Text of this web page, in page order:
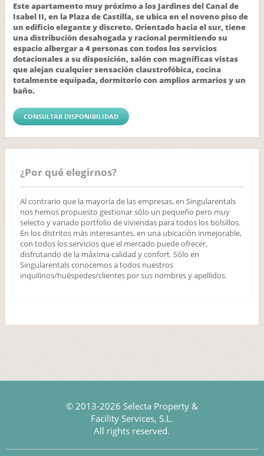
Este apartamento muy próximo a los Jardines del Canal de
Isabel II, en la Plaza de Castilla, se ubica en el noveno piso de
un edificio elegante y discreto. Orientado hacia el sur, tiene
una distribución desahogada y racional permitiendo su
espacio albergar a 4 personas con todos los servicios
dotacionales a su disposición, salón con magníficas vistas
que alejan cualquier sensación claustrofóbica, cocina
totalmente equipada, dormitorio con amplios armarios y un
baño.
CONSULTAR DISPONIBILIDAD
¿Por qué elegirnos?
Al contrario que la mayoría de las empresas, en Singularentals
nos hemos propuesto gestionar sólo un pequeño pero muy
selecto y variado portfolio de viviendas para todos los bolsillos.
En los distritos más interesantes, en una ubicación inmejorable,
con todos los servicios que el mercado puede ofrecer,
disfrutando de la máxima calidad y confort. Sólo en
Singularentals conocemos a todos nuestros
inquilinos/huéspedes/clientes por sus nombres y apellidos.
© 2013-2026 Selecta Property &
Facility Services, S.L.
All rights reserved.